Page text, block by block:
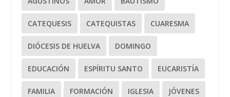
CATEQUESIS CATEQUISTAS CUARESMA
DIÓCESIS DE HUELVA DOMINGO
EDUCACIÓN ESPÍRITU SANTO EUCARISTÍA
FAMILIA FORMACIÓN IGLESIA JÓVENES